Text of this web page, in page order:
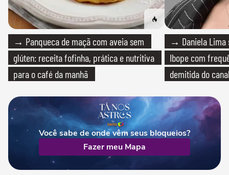
→ Panqueca de maçã com aveia sem
glúten: receita fofinha, prática e nutritiva
para o café da manhã
→ Daniela Lima
Ibope com
demitida do
Você sabe de onde vêm seus bloqueios?
Fazer meu Mapa